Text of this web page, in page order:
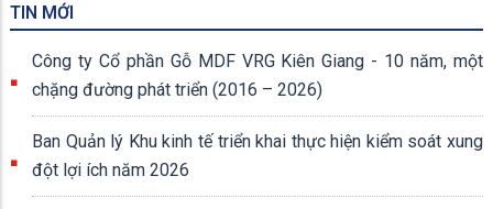
TIN MỚI
Công ty Cổ phần Gỗ MDF VRG Kiên Giang - 10 năm, một
chặng đường phát triển (2016 – 2026)
Ban Quản lý Khu kinh tế triển khai thực hiện kiểm soát xung
đột lợi ích năm 2026